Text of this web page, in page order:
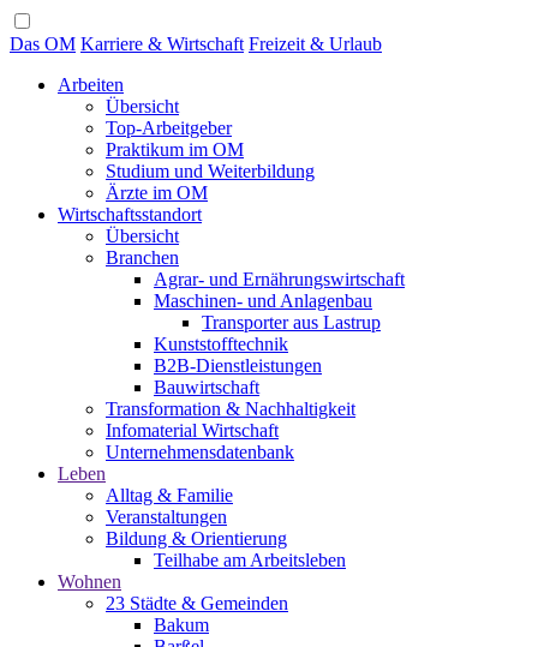
Das OM Karriere & Wirtschaft Freizeit & Urlaub
Arbeiten
Übersicht
Top-Arbeitgeber
Praktikum im OM
Studium und Weiterbildung
Ärzte im OM
Wirtschaftsstandort
Übersicht
Branchen
Agrar- und Ernährungswirtschaft
Maschinen- und Anlagenbau
Transporter aus Lastrup
Kunststofftechnik
B2B-Dienstleistungen
Bauwirtschaft
Transformation & Nachhaltigkeit
Infomaterial Wirtschaft
Unternehmensdatenbank
Leben
Alltag & Familie
Veranstaltungen
Bildung & Orientierung
Teilhabe am Arbeitsleben
Wohnen
23 Städte & Gemeinden
Bakum